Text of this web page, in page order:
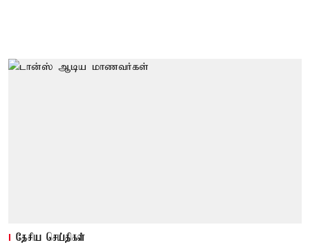
தேசிய செய்திகள்